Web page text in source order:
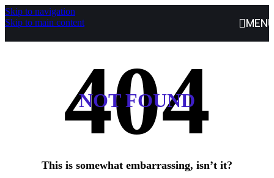
Skip to navigation
Skip to main content
NOT FOUND
This is somewhat embarrassing, isn’t it?